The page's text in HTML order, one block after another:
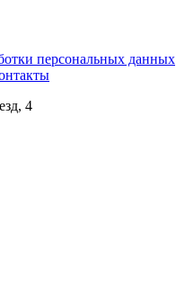
персональных данных
4